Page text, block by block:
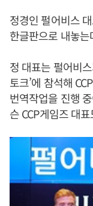
정경인 펄어비스
한글판으로 내놓는
정 대표는 펄어비
토크’에 참석해
번역작업을 진행
슨 CCP게임즈 대